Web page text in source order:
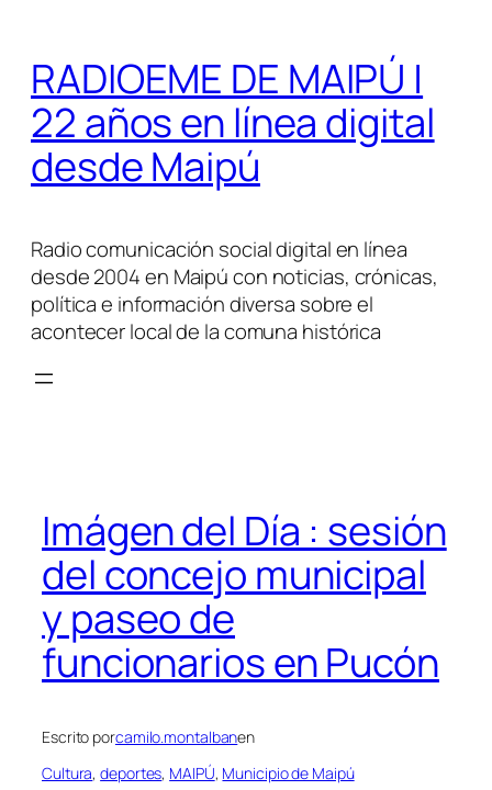
contenido
RADIOEME DE MAIPÚ |
22 años en línea digital
desde Maipú
Radio comunicación social digital en línea
desde 2004 en Maipú con noticias, crónicas,
política e información diversa sobre el
acontecer local de la comuna histórica
Imágen del Día : sesión
del concejo municipal
y paseo de
funcionarios en Pucón
Escrito porcamilo.montalbanen
Cultura, deportes, MAIPÚ, Municipio de Maipú